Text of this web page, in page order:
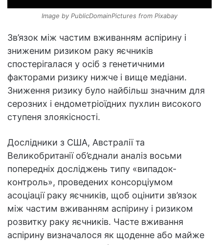
Image by PublicDomainPictures from Pixabay
Зв’язок між частим вживанням аспірину і
зниженим ризиком раку яєчників
спостерігалася у осіб з генетичними
факторами ризику нижче і вище медіани.
Зниження ризику було найбільш значним для
серозних і ендометріоїдних пухлин високого
ступеня злоякісності.
Дослідники з США, Австралії та
Великобританії об’єднали аналіз восьми
попередніх досліджень типу «випадок-
контроль», проведених консорціумом
асоціації раку яєчників, щоб оцінити зв’язок
між частим вживанням аспірину і ризиком
розвитку раку яєчників. Часте вживання
аспірину визначалося як щоденне або майже